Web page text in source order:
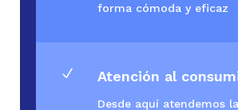
forma cómoda y eficaz
N Atención al
Desde aquí atendemos